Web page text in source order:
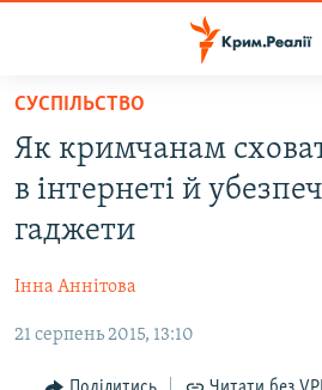
Перейти
основного
матеріалу
до
основної
Перейти
ВОДА.КРИМ
ВІДЕО ТА ФОТО
БЛОГИ
ПОГЛЯД
СУСПІЛЬСТВО
Як кримчанам
в інтернеті й
гаджети
Інна Аннітова
21 серпень 2015, 13:10